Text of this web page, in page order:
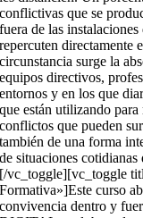
conflictivas que se
fuera de las
repercuten directamente
circunstancia surge la
equipos directivos,
entornos y en los que
que están utilizando
conflictos que pueden
también de una forma
de situaciones
[/vc_toggle][vc_toggle
Formativa»]Este curso
convivencia dentro y